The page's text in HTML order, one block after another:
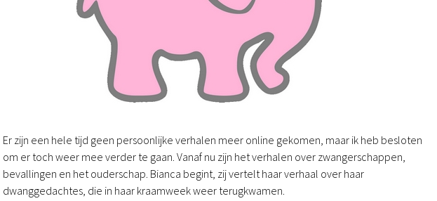
Er zijn een hele tijd geen persoonlijke verhalen meer online gekomen, maar ik heb besloten
om er toch weer mee verder te gaan. Vanaf nu zijn het verhalen over zwangerschappen,
bevallingen en het ouderschap. Bianca begint, zij vertelt haar verhaal over haar
dwanggedachtes, die in haar kraamweek weer terugkwamen.